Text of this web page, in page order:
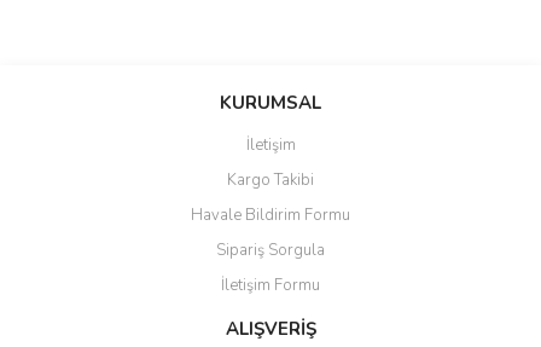
KURUMSAL
İletişim
Kargo Takibi
Havale Bildirim Formu
Sipariş Sorgula
İletişim Formu
ALIŞVERİŞ